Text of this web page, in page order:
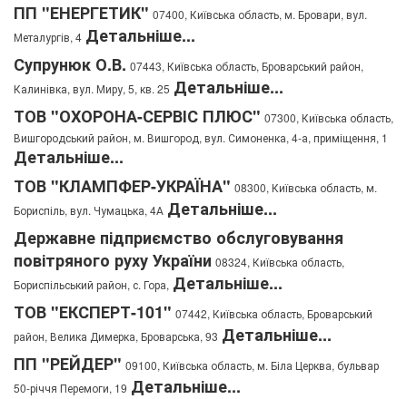
ПП "ЕНЕРГЕТИК" 07400, Київська область, м. Бровари, вул.
Металургів, 4 Детальніше...
Супрунюк О.В. 07443, Київська область, Броварський район,
Калинівка, вул. Миру, 5, кв. 25 Детальніше...
ТОВ "ОХОРОНА-СЕРВІС ПЛЮС" 07300, Київська область,
Вишгородський район, м. Вишгород, вул. Симоненка, 4-а, приміщення, 1
Детальніше...
ТОВ "КЛАМПФЕР-УКРАЇНА" 08300, Київська область, м.
Бориспіль, вул. Чумацька, 4А Детальніше...
Державне підприємство обслуговування
повітряного руху України 08324, Київська область,
Бориспільський район, с. Гора, Детальніше...
ТОВ "ЕКСПЕРТ-101" 07442, Київська область, Броварський
район, Велика Димерка, Броварська, 93 Детальніше...
ПП "РЕЙДЕР" 09100, Київська область, м. Біла Церква, бульвар
50-річчя Перемоги, 19 Детальніше...